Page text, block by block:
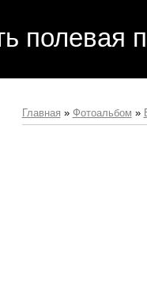
полевая
Главная » Фотоальбом »